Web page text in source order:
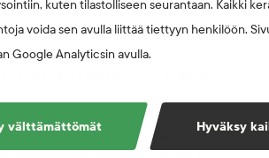
kuten tilastolliseen seurantaan. Kaikki
voida sen avulla liittää tiettyyn henkilöön.
Google Analyticsin avulla.
Hyväksy
välttämättömät
vähintään vuosittain Suomen
kilpaurheiluun, koska urheilijalla tai
tai joiden käyttäminen on kielletty
sekä niille, jotka tarvitsevat tietoa